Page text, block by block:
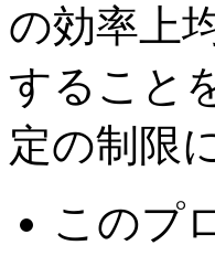
の効率上
すること
定の制限
このプ